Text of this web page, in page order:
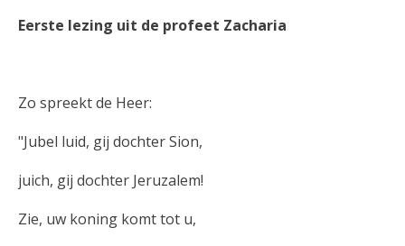
Eerste lezing uit de profeet Zacharia
Zo spreekt de Heer:
"Jubel luid, gij dochter Sion,
juich, gij dochter Jeruzalem!
Zie, uw koning komt tot u,